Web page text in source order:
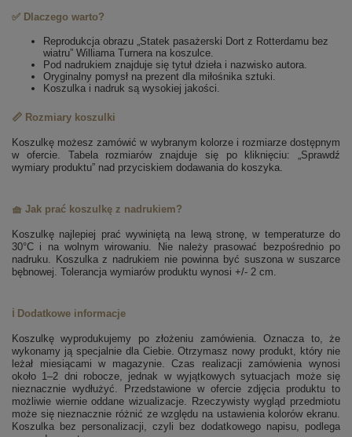
✅ Dlaczego warto?
Reprodukcja obrazu „Statek pasażerski Dort z Rotterdamu bez
wiatru” Williama Turnera na koszulce.
Pod nadrukiem znajduje się tytuł dzieła i nazwisko autora.
Oryginalny pomysł na prezent dla miłośnika sztuki.
Koszulka i nadruk są wysokiej jakości.
📏 Rozmiary koszulki
Koszulkę możesz zamówić w wybranym kolorze i rozmiarze dostępnym
w ofercie. Tabela rozmiarów znajduje się po kliknięciu: „Sprawdź
wymiary produktu” nad przyciskiem dodawania do koszyka.
🧺 Jak prać koszulkę z nadrukiem?
Koszulkę najlepiej prać wywiniętą na lewą stronę, w temperaturze do
30°C i na wolnym wirowaniu. Nie należy prasować bezpośrednio po
nadruku. Koszulka z nadrukiem nie powinna być suszona w suszarce
bębnowej. Tolerancja wymiarów produktu wynosi +/- 2 cm.
ℹ️ Dodatkowe informacje
Koszulkę wyprodukujemy po złożeniu zamówienia. Oznacza to, że
wykonamy ją specjalnie dla Ciebie. Otrzymasz nowy produkt, który nie
leżał miesiącami w magazynie. Czas realizacji zamówienia wynosi
około 1–2 dni robocze, jednak w wyjątkowych sytuacjach może się
nieznacznie wydłużyć. Przedstawione w ofercie zdjęcia produktu to
możliwie wiernie oddane wizualizacje. Rzeczywisty wygląd przedmiotu
może się nieznacznie różnić ze względu na ustawienia kolorów ekranu.
Koszulka bez personalizacji, czyli bez dodatkowego napisu, podlega